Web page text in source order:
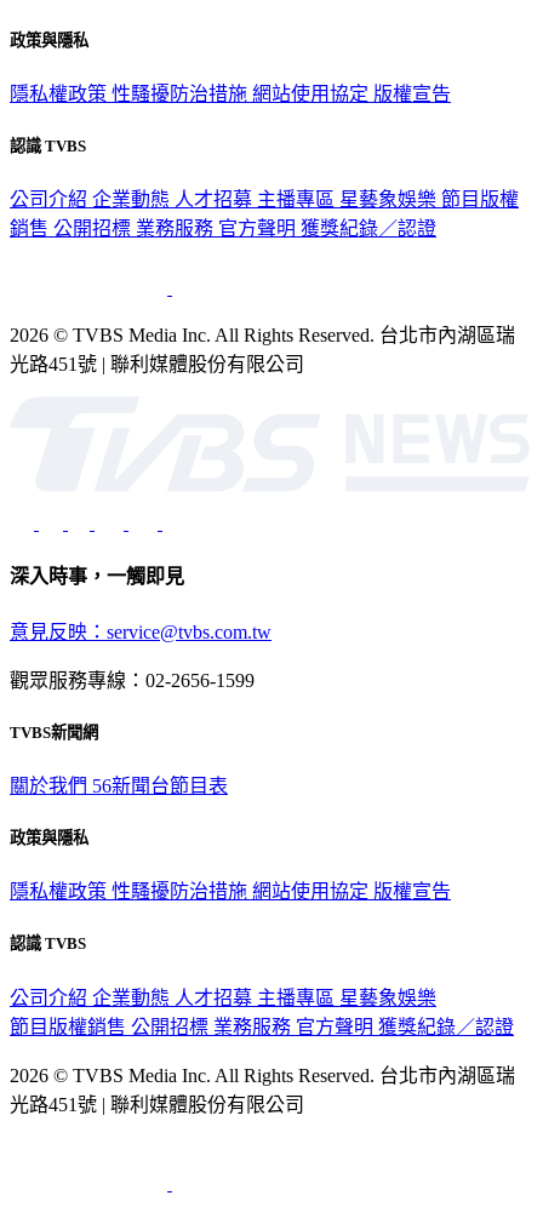
政策與隱私
隱私權政策 性騷擾防治措施 網站使用協定 版權宣告
認識 TVBS
公司介紹 企業動態 人才招募 主播專區 星藝象娛樂 節目版權
銷售 公開招標 業務服務 官方聲明 獲獎紀錄／認證
2026 © TVBS Media Inc. All Rights Reserved. 台北市內湖區瑞
光路451號 | 聯利媒體股份有限公司
深入時事，一觸即見
意見反映：service@tvbs.com.tw
觀眾服務專線：02-2656-1599
TVBS新聞網
關於我們 56新聞台節目表
政策與隱私
隱私權政策 性騷擾防治措施 網站使用協定 版權宣告
認識 TVBS
公司介紹 企業動態 人才招募 主播專區 星藝象娛樂
節目版權銷售 公開招標 業務服務 官方聲明 獲獎紀錄／認證
2026 © TVBS Media Inc. All Rights Reserved. 台北市內湖區瑞
光路451號 | 聯利媒體股份有限公司